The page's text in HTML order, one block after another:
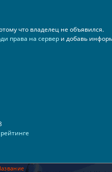
что владелец не объявился.
права на сервери добавь